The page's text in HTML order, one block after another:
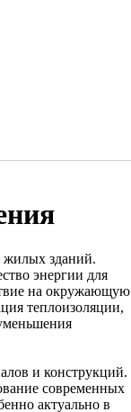
жилых зданий.
энергии для
на окружающую
теплоизоляции,
и конструкций.
современных
актуально в